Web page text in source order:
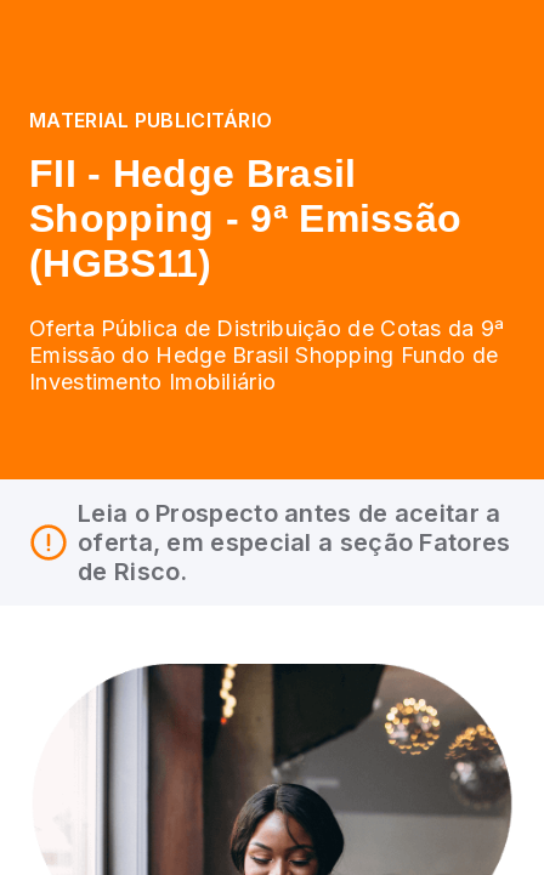
MATERIAL PUBLICITÁRIO
FII - Hedge Brasil
Shopping - 9ª Emissão
(HGBS11)
Oferta Pública de Distribuição de Cotas da 9ª
Emissão do Hedge Brasil Shopping Fundo de
Investimento Imobiliário
Leia o Prospecto antes de aceitar a
oferta, em especial a seção Fatores
de Risco.